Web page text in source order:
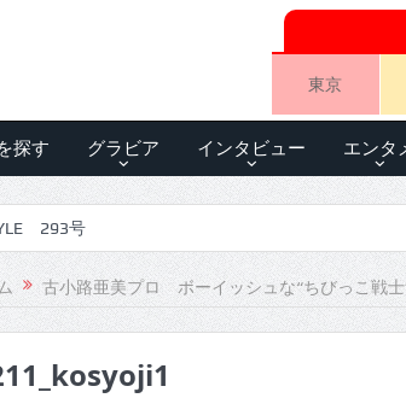
東京
探す グラビア インタビュー エンタ
293号
292号
291号
290号
古小路亜美プロ ボーイッシュな“ちびっこ戦士